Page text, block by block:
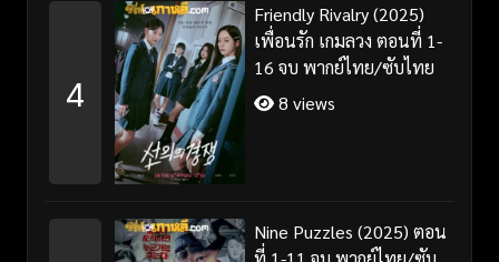
4
Friendly Rivalry (2025)
เพื่อนรัก เกมลวง ตอนที่ 1-
16 จบ พากย์ไทย/ซับไทย
8 views
Nine Puzzles (2025) ตอน